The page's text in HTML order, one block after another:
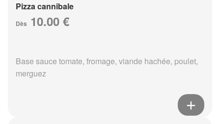
Pizza cannibale
Dès 10.00 €
Base sauce tomate, fromage, viande hachée, poulet,
merguez